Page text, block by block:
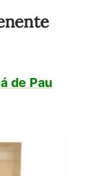
de Pau